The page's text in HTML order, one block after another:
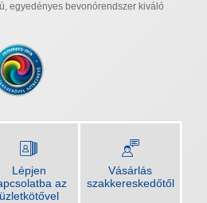
egyedényes bevonórendszer kiváló
Lépjen
az
üzletkötővel
Vásárlás
szakkereskedőtől